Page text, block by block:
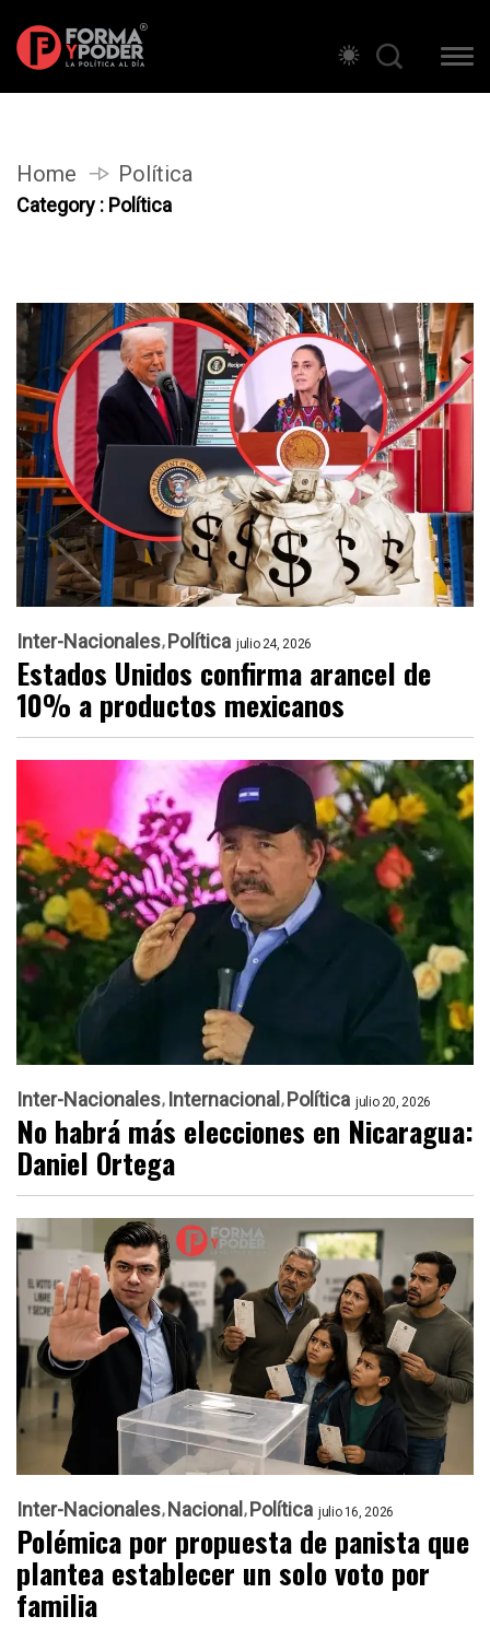
Home Política
Category : Política
Inter-Nacionales Política julio 24, 2026
Estados Unidos confirma arancel de
10% a productos mexicanos
Inter-Nacionales Internacional Política julio 20, 2026
No habrá más elecciones en Nicaragua:
Daniel Ortega
Inter-Nacionales Nacional Política julio 16, 2026
Polémica por propuesta de panista que
plantea establecer un solo voto por
familia